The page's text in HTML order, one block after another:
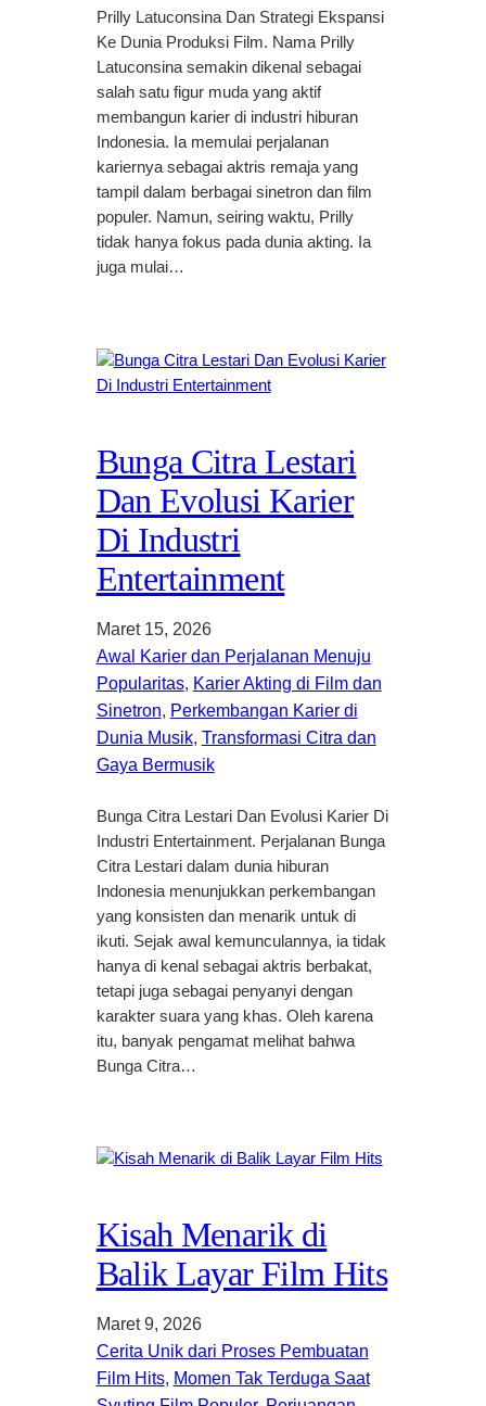
Prilly Latuconsina Dan Strategi Ekspansi
Ke Dunia Produksi Film. Nama Prilly
Latuconsina semakin dikenal sebagai
salah satu figur muda yang aktif
membangun karier di industri hiburan
Indonesia. Ia memulai perjalanan
kariernya sebagai aktris remaja yang
tampil dalam berbagai sinetron dan film
populer. Namun, seiring waktu, Prilly
tidak hanya fokus pada dunia akting. Ia
juga mulai…
Bunga Citra Lestari
Dan Evolusi Karier
Di Industri
Entertainment
Maret 15, 2026
Awal Karier dan Perjalanan Menuju
Popularitas, Karier Akting di Film dan
Sinetron, Perkembangan Karier di
Dunia Musik, Transformasi Citra dan
Gaya Bermusik
Bunga Citra Lestari Dan Evolusi Karier Di
Industri Entertainment. Perjalanan Bunga
Citra Lestari dalam dunia hiburan
Indonesia menunjukkan perkembangan
yang konsisten dan menarik untuk di
ikuti. Sejak awal kemunculannya, ia tidak
hanya di kenal sebagai aktris berbakat,
tetapi juga sebagai penyanyi dengan
karakter suara yang khas. Oleh karena
itu, banyak pengamat melihat bahwa
Bunga Citra…
Kisah Menarik di
Balik Layar Film Hits
Maret 9, 2026
Cerita Unik dari Proses Pembuatan
Film Hits, Momen Tak Terduga Saat